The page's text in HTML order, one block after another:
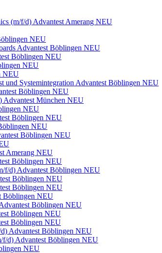
(m/f/d) Advantest Amerang NEU
NEU
Advantest Böblingen NEU
Böblingen NEU
NEU
NEU
und Systemintegration Advantest Böblingen NEU
Böblingen NEU
Advantest München NEU
NEU
Böblingen NEU
NEU
Böblingen NEU
Amerang NEU
Böblingen NEU
f/d) Advantest Böblingen NEU
Böblingen NEU
Böblingen NEU
Böblingen NEU
Böblingen NEU
Böblingen NEU
Böblingen NEU
Advantest Böblingen NEU
f/d) Advantest Böblingen NEU
NEU